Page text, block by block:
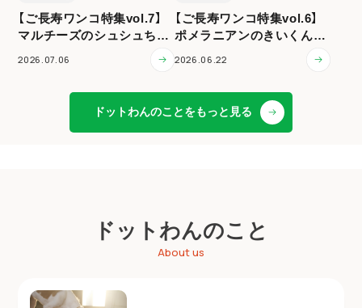
【ご長寿ワンコ特集vol.7】
マルチーズのシュシュちゃ
2026.07.06
【ご長寿ワンコ特集vol.6】
ポメラニアンのきいくん（1
2026.06.22
ドットわんのことをもっと見る
ドットわんのこと
About us